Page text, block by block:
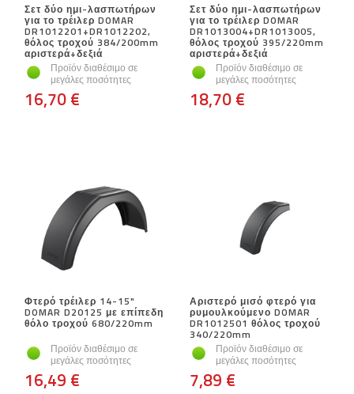
Σετ δύο ημι-λασπωτήρων
για το τρέιλερ DOMAR
DR1012201+DR1012202,
θόλος τροχού 384/200mm
αριστερά+δεξιά
Προϊόν διαθέσιμο σε
μεγάλες ποσότητες
16,70 €
Σετ δύο ημι-λασπωτήρων
για το τρέιλερ DOMAR
DR1013004+DR1013005,
θόλος τροχού 395/220mm
αριστερά+δεξιά
Προϊόν διαθέσιμο σε
μεγάλες ποσότητες
18,70 €
Φτερό τρέιλερ 14-15"
DOMAR D20125 με επίπεδη
θόλο τροχού 680/220mm
Προϊόν διαθέσιμο σε
μεγάλες ποσότητες
16,49 €
Αριστερό μισό φτερό για
ρυμουλκούμενο DOMAR
DR1012501 θόλος τροχού
340/220mm
Προϊόν διαθέσιμο σε
μεγάλες ποσότητες
7,89 €